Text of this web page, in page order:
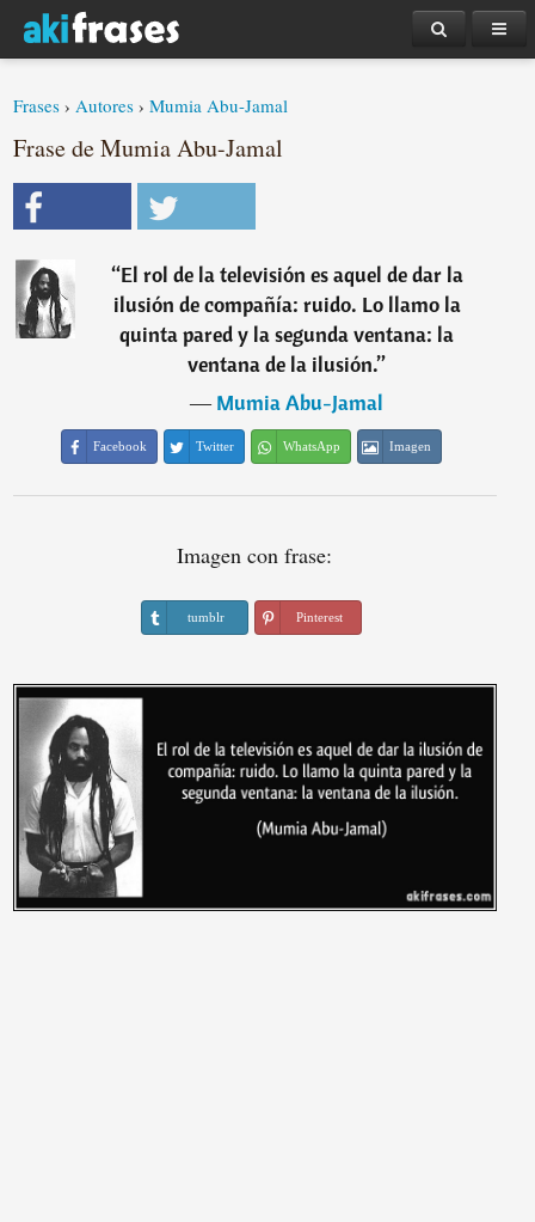
Frases ›Autores ›Mumia Abu-Jamal
Frase de Mumia Abu-Jamal
“El rol de la televisión es aquel de dar la
ilusión de compañía: ruido. Lo llamo la
quinta pared y la segunda ventana: la
ventana de la ilusión.”
―Mumia Abu-Jamal
Facebook Twitter WhatsApp Imagen
Imagen con frase:
tumblr Pinterest